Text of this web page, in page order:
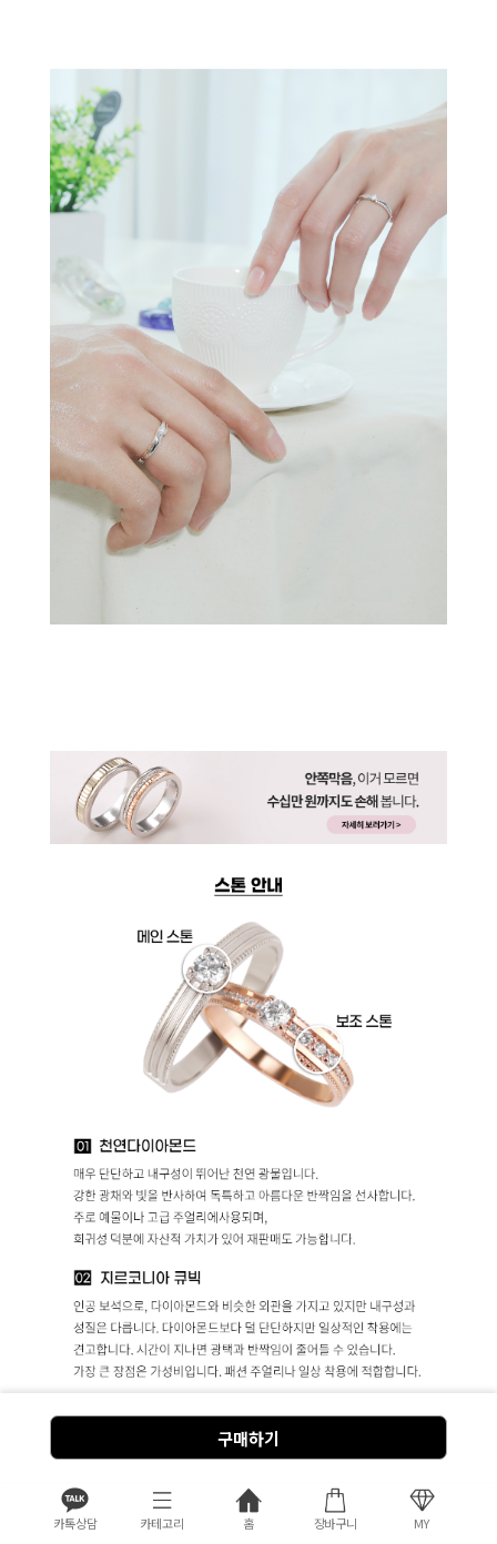
카톡상담 카테고리 홈 장바구니 MY
구매하기